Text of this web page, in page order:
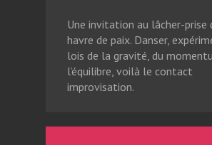
Une invitation au lâcher-prise
havre de paix. Danser,
lois de la gravité, du
l’équilibre, voilà le contact
improvisation.